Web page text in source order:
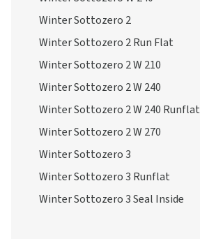
Winter Sottozero 2
Winter Sottozero 2 Run Flat
Winter Sottozero 2 W 210
Winter Sottozero 2 W 240
Winter Sottozero 2 W 240 Runflat
Winter Sottozero 2 W 270
Winter Sottozero 3
Winter Sottozero 3 Runflat
Winter Sottozero 3 Seal Inside